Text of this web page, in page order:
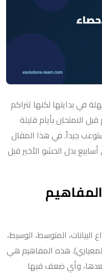
في بدايتها لكنها تتراكم
الامتحان بأيام قليلة
جيداً. في هذا المقال
بدل الحشو الأخير قبل
البيانات، المتوسط، الوسيط،
هذه المفاهيم هي
وأي ضعف فيها